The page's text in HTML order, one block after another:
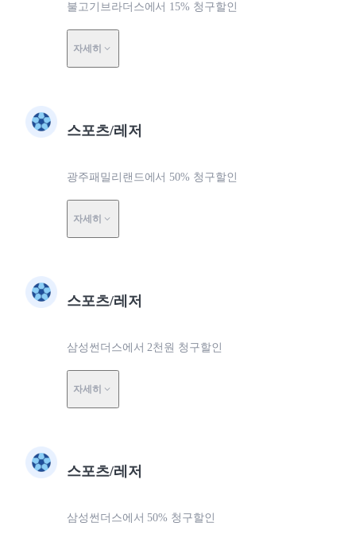
불고기브라더스에서 15% 청구할인
자세히
스포츠/레저
광주패밀리랜드에서 50% 청구할인
자세히
스포츠/레저
삼성썬더스에서 2천원 청구할인
자세히
스포츠/레저
삼성썬더스에서 50% 청구할인